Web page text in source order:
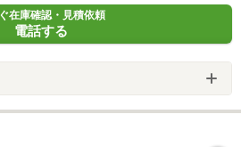
在庫確認・見積依頼
電話する